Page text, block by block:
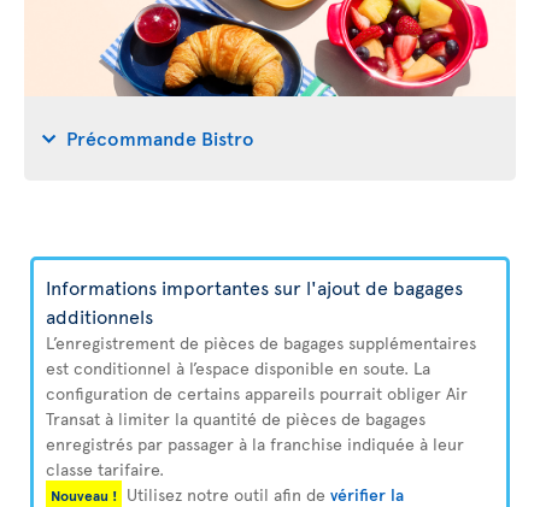
Précommande Bistro
Informations importantes sur l'ajout de bagages
additionnels
L’enregistrement de pièces de bagages supplémentaires
est conditionnel à l’espace disponible en soute. La
configuration de certains appareils pourrait obliger Air
Transat à limiter la quantité de pièces de bagages
enregistrés par passager à la franchise indiquée à leur
classe tarifaire.
Nouveau ! Utilisez notre outil afin de vérifier la